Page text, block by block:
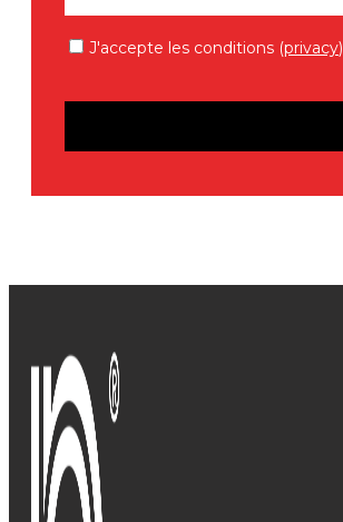
J'accepte les conditions (privacy)